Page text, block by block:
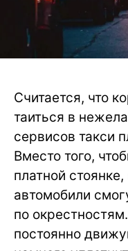
Считается, что
таиться в
сервисов такси
Вместо того,
платной
автомобили
по
постоянно